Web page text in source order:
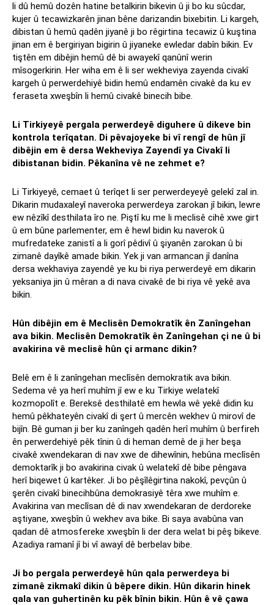
li dû hemû dozên hatine betalkirin bikevin û ji bo ku sûcdar,
kujer û tecawizkarên jinan bêne darizandin bixebitin. Li kargeh,
dibistan û hemû qadên jiyanê ji bo rêgirtina tecawiz û kuştina
jinan em ê bergiriyan bigirin û jiyaneke ewledar dabîn bikin. Ev
tiştên em dibêjin hemû dê bi awayekî qanûnî werin
mîsogerkirin. Her wiha em ê li ser wekheviya zayenda civakî
kargeh û perwerdehiyê bidin hemû endamên civakê da ku ev
feraseta xweşbîn li hemû civakê binecih bibe.
Li Tirkiyeyê pergala perwerdeyê diguhere û dikeve bin
kontrola terîqatan. Di pêvajoyeke bi vî rengî de hûn jî
dibêjin em ê dersa Wekheviya Zayendî ya Civakî li
dibistanan bidin. Pêkanîna vê ne zehmet e?
Li Tirkiyeyê, cemaet û terîqet li ser perwerdeyeyê gelekî zal in.
Dikarin mudaxaleyî naveroka perwerdeya zarokan jî bikin, lewre
ew nêzîkî desthilata îro ne. Piştî ku me li meclisê cihê xwe girt
û em bûne parlementer, em ê hewl bidin ku naverok û
mufredateke zanistî a li gorî pêdivî û şiyanên zarokan û bi
zimanê dayîkê amade bikin. Yek ji van armancan jî danîna
dersa wekhaviya zayendê ye ku bi riya perwerdeyê em dikarin
yeksaniya jin û mêran a di nava civakê de bi riya vê yekê ava
bikin.
Hûn dibêjin em ê Meclisên Demokratîk ên Zanîngehan
ava bikin. Meclisên Demokratîk ên Zanîngehan çi ne û bi
avakirina vê meclisê hûn çi armanc dikin?
Belê em ê li zanîngehan meclîsên demokratik ava bikin.
Sedema vê ya herî muhîm jî ew e ku Tirkiye welatekî
kozmopolît e. Bereksê desthilatê em hewla wê yekê didin ku
hemû pêkhateyên civakî di şert û mercên wekhev û mirovî de
bijîn. Bê guman ji ber ku zanîngeh qadên herî muhîm û berfireh
ên perwerdehiyê pêk tînin û di heman demê de ji her beşa
civakê xwendekaran di nav xwe de dihewînin, hebûna meclîsên
demoktarîk ji bo avakirina civak û welatekî dê bibe pêngava
herî biqewet û kartêker. Ji bo pêşîlêgirtina nakokî, pevçûn û
şerên civakî binecihbûna demokrasiyê têra xwe muhîm e.
Avakirina van meclîsan dê di nav xwendekaran de derdoreke
aştiyane, xweşbîn û wekhev ava bike. Bi saya avabûna van
qadan dê atmosfereke xweşbîn li der dera welat bi pêş bikeve.
Azadiya ramanî jî bi vî awayî dê berbelav bibe.
Ji bo pergala perwerdeyê hûn qala perwerdeya bi
zimanê zikmakî dikin û bêpere dikin. Hûn dikarin hinek
qala van guhertinên ku pêk bînin bikin. Hûn ê vê çawa